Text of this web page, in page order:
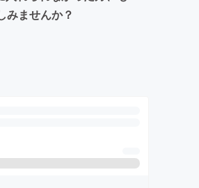
みませんか？